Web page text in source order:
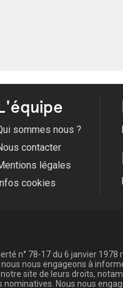
sommes nous ?
contacter
légales
cookies
n° 78-17 du 6 janvier 1978
nous engageons à
site de leurs droits,
Nous nous